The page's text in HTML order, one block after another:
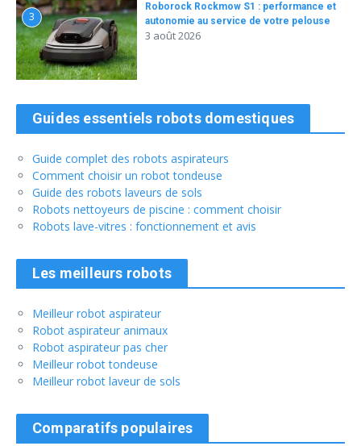
3
Roborock Rockmow S1 : performance et
autonomie au service de votre pelouse
3 août 2026
Guides essentiels robots domestiques
Guide complet des robots aspirateurs
Comment choisir un robot tondeuse
Guide des robots laveurs de sols
Robots nettoyeurs de piscine : comment choisir
Robots lave-vitres : fonctionnement et avis
Les meilleurs robots
Meilleur robot aspirateur
Robot aspirateur animaux
Robot aspirateur pas cher
Meilleur robot tondeuse
Meilleur robot laveur de sols
Comparatifs populaires